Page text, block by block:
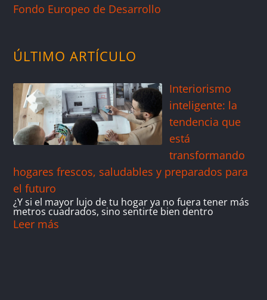
Fondo Europeo de Desarrollo
ÚLTIMO ARTÍCULO
Interiorismo
inteligente: la
tendencia que
está
transformando
hogares frescos, saludables y preparados para
el futuro
¿Y si el mayor lujo de tu hogar ya no fuera tener más
metros cuadrados, sino sentirte bien dentro
Leer más